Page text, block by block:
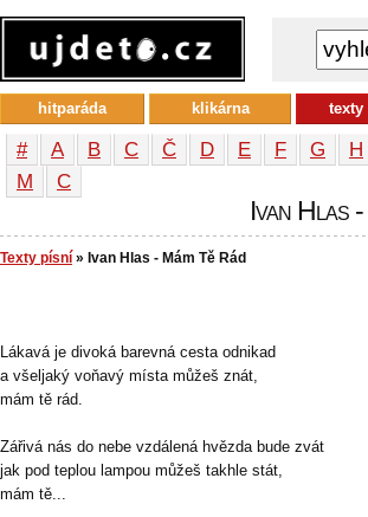
# A B C Č D E F G H
М
С
Ivan Hlas
Texty písní » Ivan Hlas - Mám Tě Rád
Lákavá je divoká barevná cesta odnikad
a všeljaký voňavý místa můžeš znát,
mám tě rád.
Zářivá nás do nebe vzdálená hvězda bude zvát
jak pod teplou lampou můžeš takhle stát,
mám tě...
hitparáda klikárna